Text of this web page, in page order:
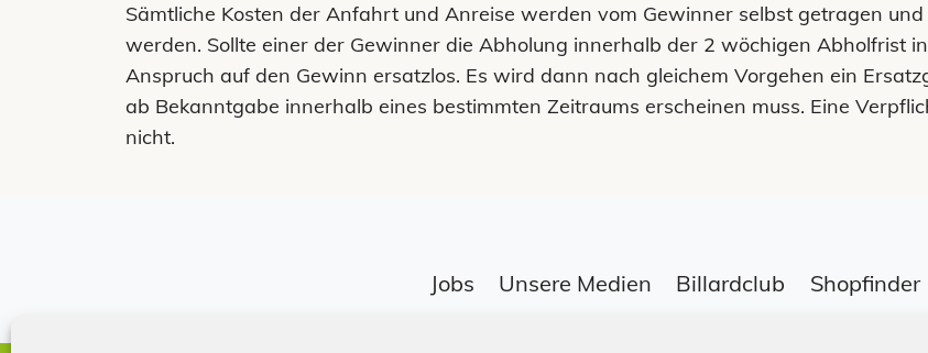
Sämtliche Kosten der Anfahrt und Anreise werden vom Gewinner selbst getragen
werden. Sollte einer der Gewinner die Abholung innerhalb der 2 wöchigen Abholfrist
Anspruch auf den Gewinn ersatzlos. Es wird dann nach gleichem Vorgehen ein
ab Bekanntgabe innerhalb eines bestimmten Zeitraums erscheinen muss. Eine
nicht.
Jobs Unsere Medien Billardclub Shopfinder